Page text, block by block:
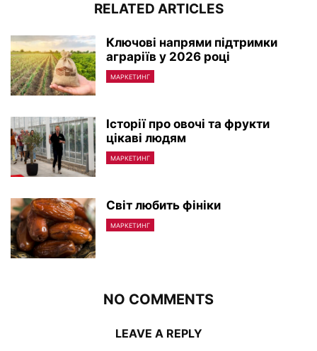
RELATED ARTICLES
Ключові напрями підтримки
аграріїв у 2026 році
МАРКЕТИНГ
Історії про овочі та фрукти
цікаві людям
МАРКЕТИНГ
Світ любить фініки
МАРКЕТИНГ
NO COMMENTS
LEAVE A REPLY